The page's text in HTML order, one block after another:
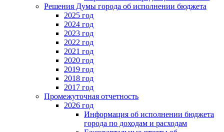
Решения Думы города об исполнении бюджета
2025 год
2024 год
2023 год
2022 год
2021 год
2020 год
2019 год
2018 год
2017 год
Промежуточная отчетность
2026 год
Информация об исполнении бюджета
города по доходам и расходам